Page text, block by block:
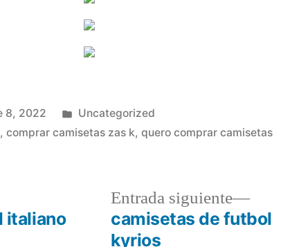
8, 2022
Publicado
en
Uncategorized
,comprar camisetas zas k,quero comprar camisetas
italiano
Entrada siguiente
Entrada
siguiente:
camisetas de futbol
kyrios